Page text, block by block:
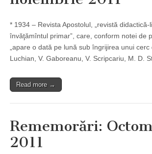
* 1934 – Revista Apostolul, „revistă
învăţămîntul primar”, care, conform notei de
„apare o dată pe lună sub îngrijirea unui cerc
Luchian, V. Gaboreanu, V. Scripcariu, M. D.
Read more →
Rememorări:
2011